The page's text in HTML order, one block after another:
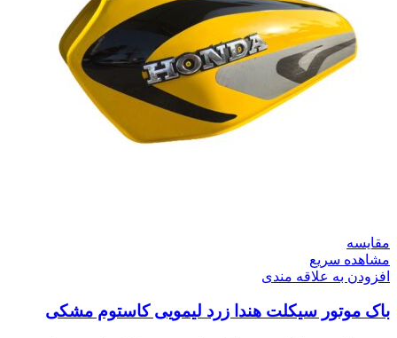
مقایسه
مشاهده سریع
افزودن به علاقه مندی
باک موتور سیکلت هندا زرد لیمویی کاستوم مشکی